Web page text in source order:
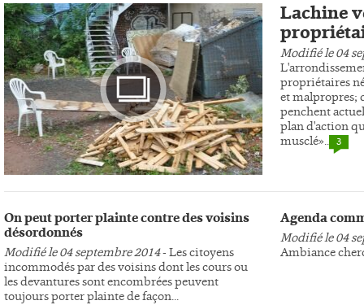
Lachine
Modifié le 04
propriétaires
et malpropres;
penchent
plan d'action
musclé».. 3
Photo
On peut porter plainte contre des voisins
désordonnés
Modifié le 04 septembre 2014- Les citoyens
incommodés par des voisins dont les cours ou
les devantures sont encombrées peuvent
toujours porter plainte de façon...
Agenda
Modifié le 04
Ambiance